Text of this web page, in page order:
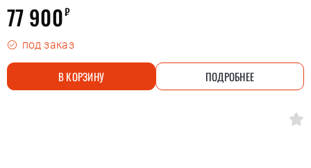
77 900₽
под заказ
В КОРЗИНУ ПОДРОБНЕЕ